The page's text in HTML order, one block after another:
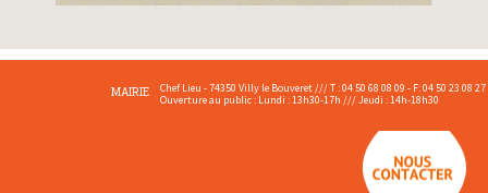
MAIRIE
Chef Lieu - 74350 Villy le Bouveret /// T : 04 50 68 08 09 - F: 04 50 23 08 27
Ouverture au public : Lundi : 13h30-17h /// Jeudi : 14h-18h30